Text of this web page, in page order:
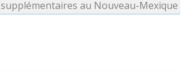
supplémentaires au Nouveau-Mexique